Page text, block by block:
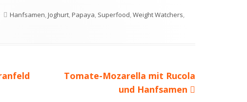
Schlagwörter
Hanfsamen,Joghurt,Papaya, Superfood,Weight Watchers,
Nächster
Tomate-Mozarella mit Rucola
und Hanfsamen